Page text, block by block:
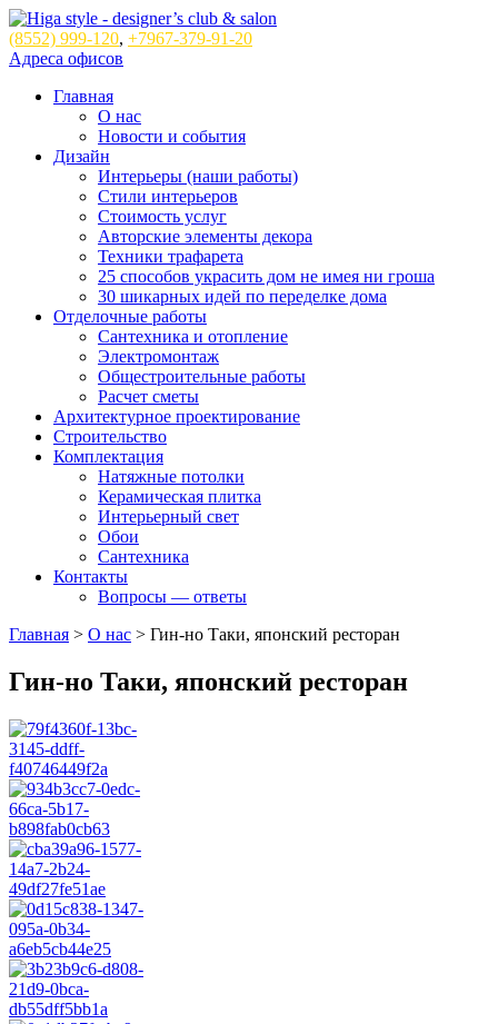
(8552) 999-120, +7967-379-91-20
Адреса офисов
Главная
О нас
Новости и события
Дизайн
Интерьеры (наши работы)
Стили интерьеров
Стоимость услуг
Авторские элементы декора
Техники трафарета
25 способов украсить дом не имея ни гроша
30 шикарных идей по переделке дома
Отделочные работы
Сантехника и отопление
Электромонтаж
Общестроительные работы
Расчет сметы
Архитектурное проектирование
Строительство
Комплектация
Натяжные потолки
Керамическая плитка
Интерьерный свет
Обои
Сантехника
Контакты
Вопросы — ответы
Главная > О нас > Гин-но Таки, японский ресторан
Гин-но Таки, японский ресторан